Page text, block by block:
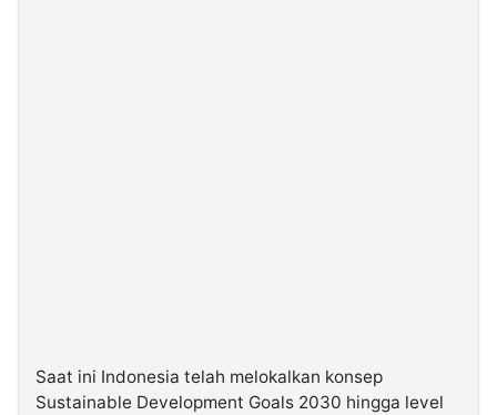
Saat ini Indonesia telah melokalkan konsep
Sustainable Development Goals 2030 hingga level